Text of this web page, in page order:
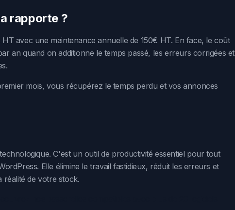
rapporte ?
avec une maintenance annuelle de 150€ HT. En face, le coût
an quand on additionne le temps passé, les erreurs corrigées et
mois, vous récupérez le temps perdu et vos annonces
C'est un outil de productivité essentiel pour tout
Elle élimine le travail fastidieux, réduit les erreurs et
réalité de votre stock.